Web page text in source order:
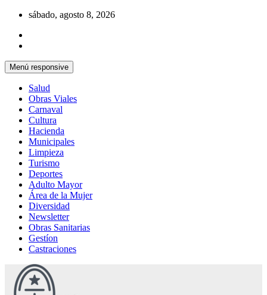
Saltar
contenido
sábado, agosto 8, 2026
Menú responsive
Salud
Obras Viales
Carnaval
Cultura
Hacienda
Municipales
Limpieza
Turismo
Deportes
Adulto Mayor
Área de la Mujer
Diversidad
Newsletter
Obras Sanitarias
Gestíon
Castraciones